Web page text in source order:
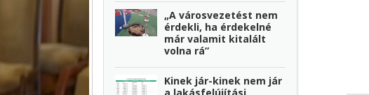
„A városvezetést nem
érdekli, ha érdekelné
már valamit kitalált
volna rá”
Kinek jár-kinek nem jár